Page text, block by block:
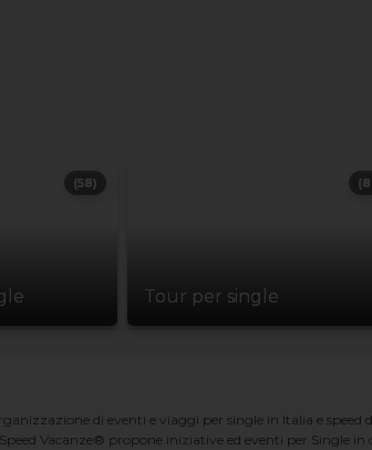
(58)
Tour per single
di eventi e viaggi per single in Italia e
Vacanze® propone iniziative ed eventi per Single in